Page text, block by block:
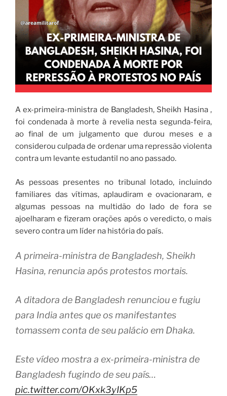
A ex-primeira-ministra de Bangladesh, Sheikh Hasina ,
foi condenada à morte à revelia nesta segunda-feira,
ao final de um julgamento que durou meses e a
considerou culpada de ordenar uma repressão violenta
contra um levante estudantil no ano passado.
As pessoas presentes no tribunal lotado, incluindo
familiares das vítimas, aplaudiram e ovacionaram, e
algumas pessoas na multidão do lado de fora se
ajoelharam e fizeram orações após o veredicto, o mais
severo contra um líder na história do país.
A primeira-ministra de Bangladesh, Sheikh
Hasina, renuncia após protestos mortais.
A ditadora de Bangladesh renunciou e fugiu
para India antes que os manifestantes
tomassem conta de seu palácio em Dhaka.
Este vídeo mostra a ex-primeira-ministra de
Bangladesh fugindo de seu país…
pic.twitter.com/OKxk3yIKp5